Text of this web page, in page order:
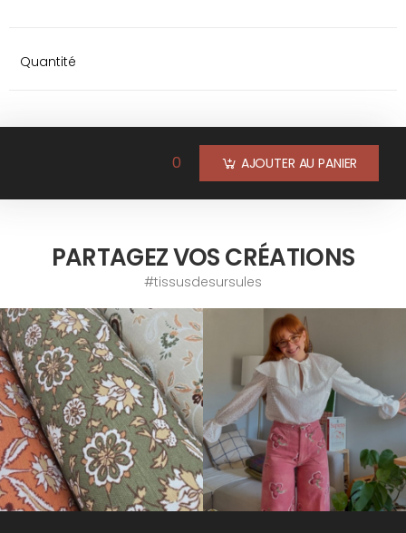
Quantité
0 AJOUTER AU PANIER
PARTAGEZ VOS CRÉATIONS
#tissusdesursules